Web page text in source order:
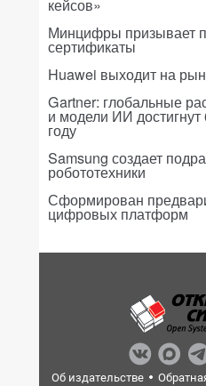
кейсов»
Минцифры призывает
сертификаты
Huawei выходит на
Gartner: глобальные
и модели ИИ
году
Samsung создает
робототехники
Сформирован
цифровых платформ
Об издательстве